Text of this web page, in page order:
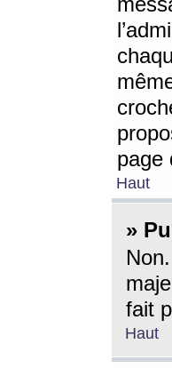
page
Haut
»
fait
Haut